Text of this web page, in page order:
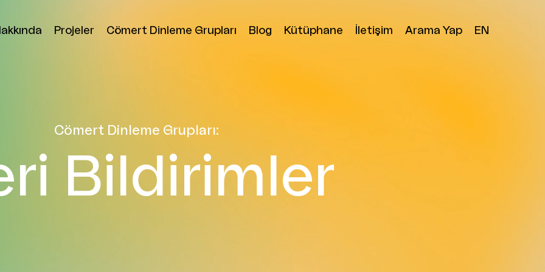
Projeler Cömert Dinleme Grupları Blog Kütüphane İletişim Arama Yap EN
Cömert Dinleme Grupları:
Bildirimler